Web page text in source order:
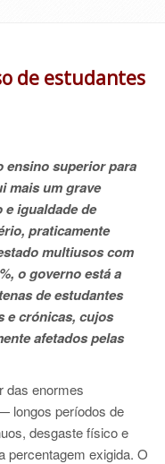
de estudantes
ensino superior para
mais um grave
igualdade de
praticamente
multiusos com
o governo está a
de estudantes
e crónicas, cujos
afetados pelas
das enormes
longos períodos de
desgaste físico e
exigida. O